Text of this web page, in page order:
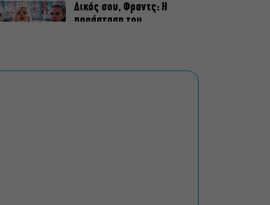
Δικός σου, Φραντς: Η
παράσταση του